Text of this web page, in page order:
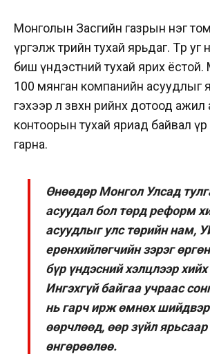
Монголын Засгийн газрын нэг
үргэлж төрийн тухай ярьдаг. Төр уг нь
биш үндэстний тухай ярих ёстой.
100 мянган компанийн асуудлыг
гэхээр л зөвхөн өөрийнхөө дотоод
контоорын тухай яриад байвал үр
гарна.
Өнөөдөр Монгол Улсад
асуудал бол төрд реформ
асуудлыг улс төрийн нам,
ерөнхийлөгчийн зэрэг
бүр үндэсний хэлцлээр хийх
Ингэхгүй байгаа учраас
нь гарч ирж өмнөх
өөрчлөөд, өөр зүйл
өнгөрөөлөө.